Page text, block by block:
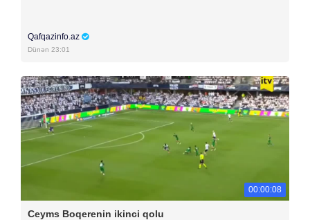
Qafqazinfo.az
Dünən 23:01
00:00:08
Ceyms Boqerenin ikinci qolu